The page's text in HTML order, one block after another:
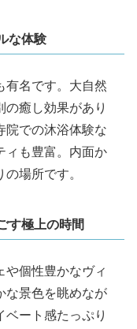
な体験
有名です。大自然
の癒し効果があり
院での沐浴体験な
ィも豊富。内面か
場所です。
す極上の時間
や個性豊かなヴィ
な景色を眺めなが
ベート感たっぷり